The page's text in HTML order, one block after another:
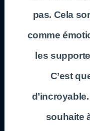
pas. Cela
comme
les
C’est
souhaite